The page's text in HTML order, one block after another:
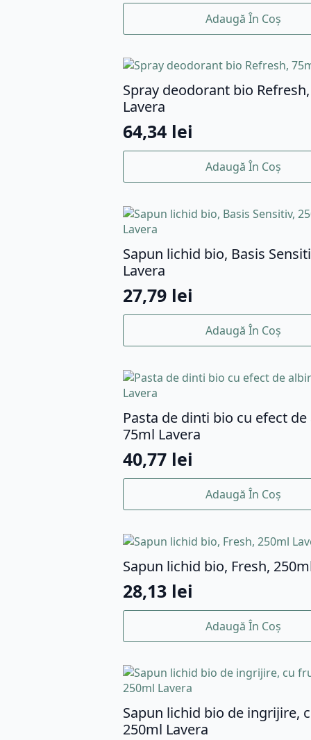
Adaugă În Coș
Spray deodorant bio
Lavera
64,34 lei
Adaugă În Coș
Sapun lichid bio, Basis
Lavera
27,79 lei
Adaugă În Coș
Pasta de dinti bio cu efect
75ml Lavera
40,77 lei
Adaugă În Coș
Sapun lichid bio, Fresh,
28,13 lei
Adaugă În Coș
Sapun lichid bio de ingrijire,
250ml Lavera